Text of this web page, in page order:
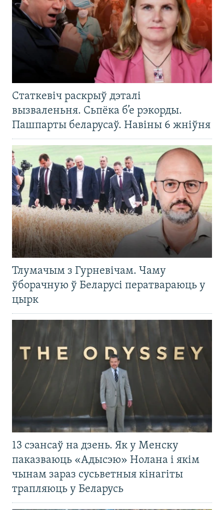
Статкевіч раскрыў дэталі
вызваленьня. Сьпёка б’е рэкорды.
Пашпарты беларусаў. Навіны 6 жніўня
Тлумачым з Гурневічам. Чаму
ўборачную ў Беларусі ператвараюць у
цырк
13 сэансаў на дзень. Як у Менску
паказваюць «Адысэю» Нолана і якім
чынам зараз сусьветныя кінагіты
трапляюць у Беларусь